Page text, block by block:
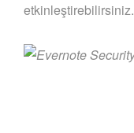
etkinleştirebilirsiniz.